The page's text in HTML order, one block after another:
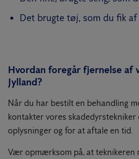
Det brugte tøj, som du fik af
Hvordan foregår fjernelse af
Jylland?
Når du har bestilt en behandling
kontakter vores
oplysninger og for at aftale en tid.
Vær opmærksom på, at teknikeren